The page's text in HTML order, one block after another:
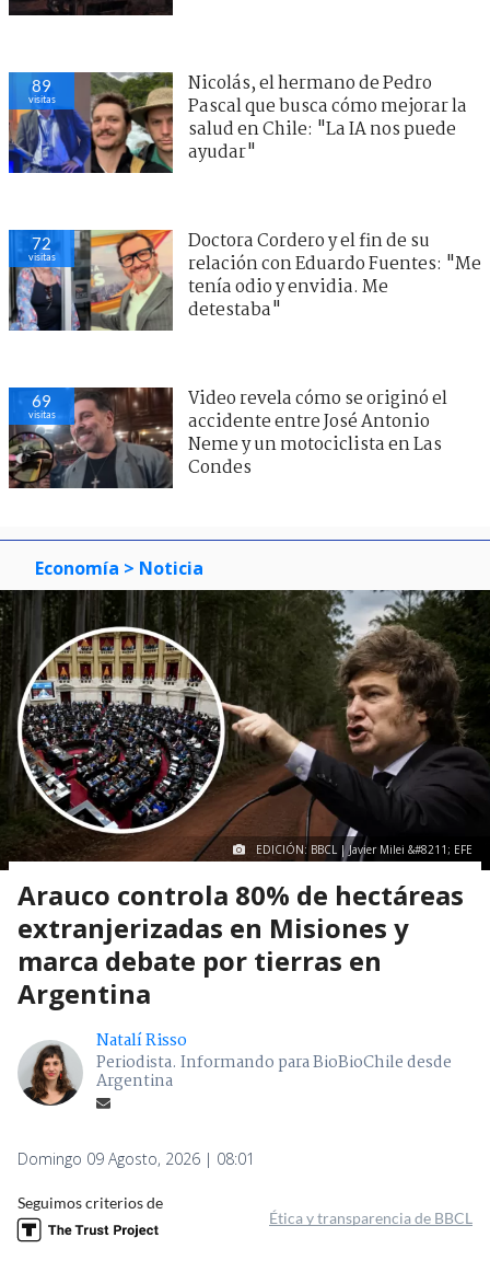
89
visitas
Nicolás, el hermano de Pedro
Pascal que busca cómo mejorar la
salud en Chile: "La IA nos puede
ayudar"
72
visitas
Doctora Cordero y el fin de su
relación con Eduardo Fuentes: "Me
tenía odio y envidia. Me
detestaba"
69
visitas
Video revela cómo se originó el
accidente entre José Antonio
Neme y un motociclista en Las
Condes
Economía > Noticia
EDICIÓN: BBCL | Javier Milei &#8211; EFE
Arauco controla 80% de hectáreas
extranjerizadas en Misiones y
marca debate por tierras en
Argentina
Natalí Risso
Periodista. Informando para BioBioChile desde
Argentina
Domingo 09 Agosto, 2026 | 08:01
Seguimos criterios de
Ética y transparencia de BBCL